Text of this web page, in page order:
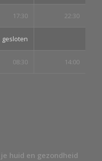
17:30 22:30
gesloten
08:30 14:00
huid en gezondheid